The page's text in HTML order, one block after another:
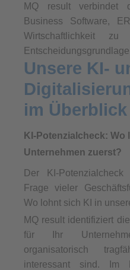
MQ result verbindet
Business Software,
Wirtschaftlichkeit zu
Unsere KI-
im Überblick
KI-Potenzialcheck: Wo
Unternehmen zuerst?
Der KI-
Frage vieler
Wo lohnt sich KI in
MQ result identifiziert
für Ihr
organisatorisch
interessant sind. Im